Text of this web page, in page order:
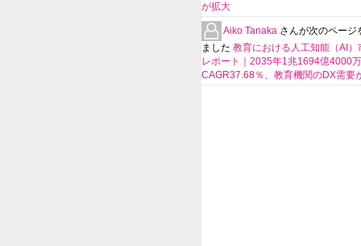
が拡大
Aiko Tanaka さんが次のページ
ました 教育における人工知能（AI）
レポート｜2035年1兆1694億4000
CAGR37.68％、教育機関のDX需要